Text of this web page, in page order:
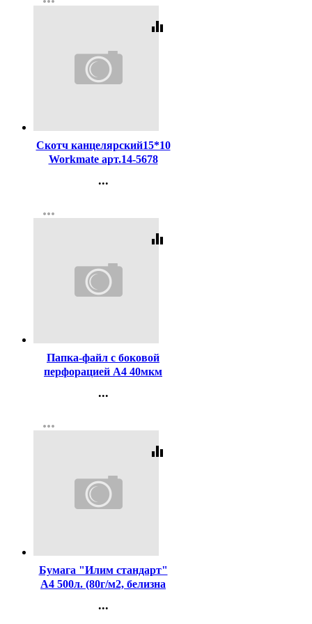
equalizer
Скотч канцелярский15*10
Workmate арт.14-5678
...
Регистрация
more_horiz
equalizer
Папка-файл с боковой
перфорацией А4 40мкм
100шт./уп.
...
Регистрация
more_horiz
equalizer
Бумага "Илим стандарт"
А4 500л. (80г/м2, белизна
...